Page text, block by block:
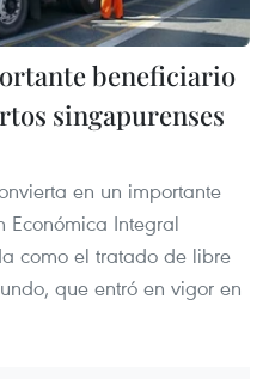
beneficiario
singapurenses
en un importante
Económica Integral
como el tratado de libre
que entró en vigor en